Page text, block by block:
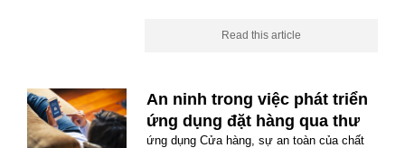
Read this article
An ninh trong việc phát triển
ứng dụng đặt hàng qua thư
ứng dụng Cửa hàng, sự an toàn của chất